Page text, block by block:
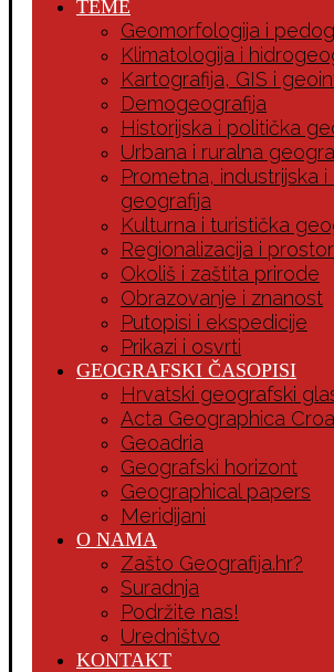
TEME
Geomorfologija i
Klimatologija i
Kartografija, GIS i
Demogeografija
Historijska i politička
Urbana i ruralna
Prometna, industrijska
geografija
Kulturna i turistička
Regionalizacija i
Okoliš i zaštita prirode
Obrazovanje i znanost
Putopisi i ekspedicije
Prikazi i osvrti
GEOGRAFSKI ČASOPISI
Hrvatski geografski
Acta Geographica
Geoadria
Geografski horizont
Geographical papers
Meridijani
O NAMA
Zašto Geografija.hr?
Suradnja
Podržite nas!
Uredništvo
KONTAKT